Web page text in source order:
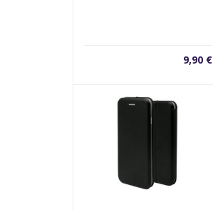
9,90 €